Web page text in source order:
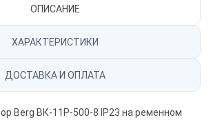
ОПИСАНИЕ
ХАРАКТЕРИСТИКИ
ДОСТАВКА И ОПЛАТА
Berg ВК-11Р-500-8 IP23 на ременном